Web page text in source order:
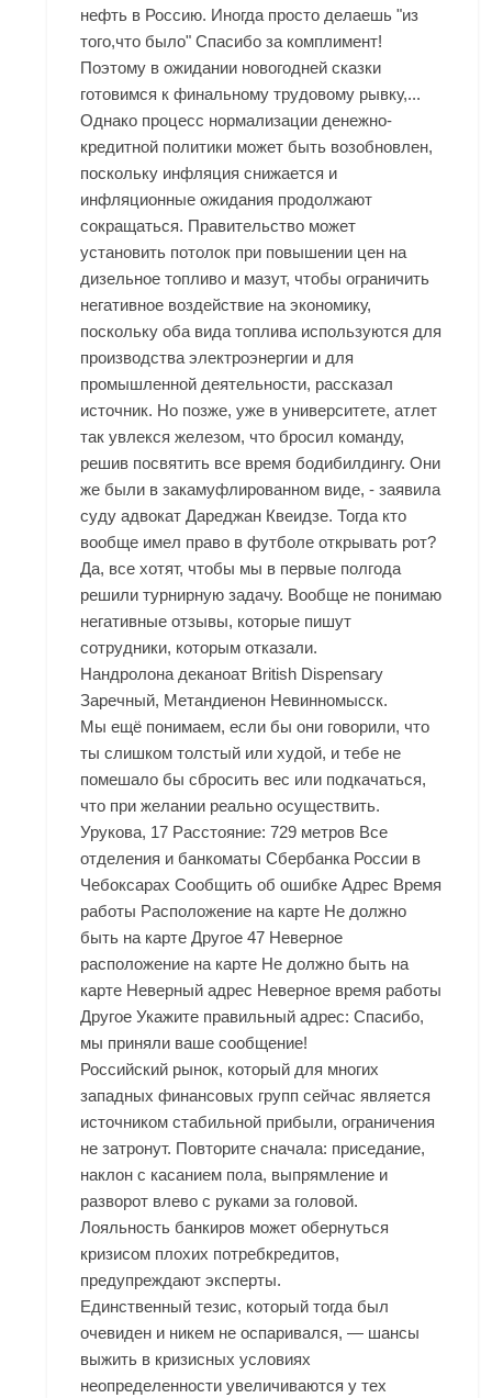
нефть в Россию. Иногда просто делаешь "из
того,что было" Спасибо за комплимент!
Поэтому в ожидании новогодней сказки
готовимся к финальному трудовому рывку,...
Однако процесс нормализации денежно-
кредитной политики может быть возобновлен,
поскольку инфляция снижается и
инфляционные ожидания продолжают
сокращаться. Правительство может
установить потолок при повышении цен на
дизельное топливо и мазут, чтобы ограничить
негативное воздействие на экономику,
поскольку оба вида топлива используются для
производства электроэнергии и для
промышленной деятельности, рассказал
источник. Но позже, уже в университете, атлет
так увлекся железом, что бросил команду,
решив посвятить все время бодибилдингу. Они
же были в закамуфлированном виде, - заявила
суду адвокат Дареджан Квеидзе. Тогда кто
вообще имел право в футболе открывать рот?
Да, все хотят, чтобы мы в первые полгода
решили турнирную задачу. Вообще не понимаю
негативные отзывы, которые пишут
сотрудники, которым отказали.
Нандролона деканоат British Dispensary
Заречный, Метандиенон Невинномысск.
Мы ещё понимаем, если бы они говорили, что
ты слишком толстый или худой, и тебе не
помешало бы сбросить вес или подкачаться,
что при желании реально осуществить.
Урукова, 17 Расстояние: 729 метров Все
отделения и банкоматы Сбербанка России в
Чебоксарах Сообщить об ошибке Адрес Время
работы Расположение на карте Не должно
быть на карте Другое 47 Неверное
расположение на карте Не должно быть на
карте Неверный адрес Неверное время работы
Другое Укажите правильный адрес: Спасибо,
мы приняли ваше сообщение!
Российский рынок, который для многих
западных финансовых групп сейчас является
источником стабильной прибыли, ограничения
не затронут. Повторите сначала: приседание,
наклон с касанием пола, выпрямление и
разворот влево с руками за головой.
Лояльность банкиров может обернуться
кризисом плохих потребкредитов,
предупреждают эксперты.
Единственный тезис, который тогда был
очевиден и никем не оспаривался, — шансы
выжить в кризисных условиях
неопределенности увеличиваются у тех